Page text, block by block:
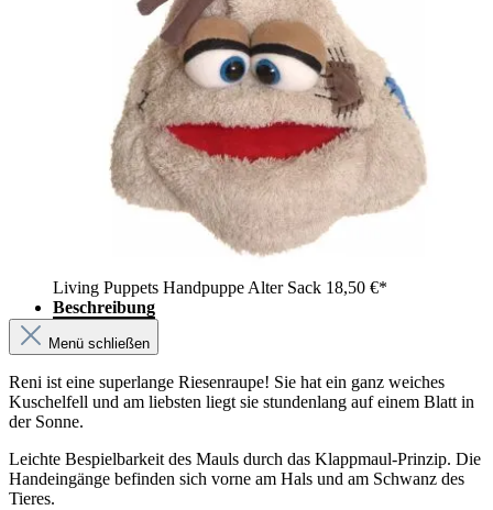
Living Puppets Handpuppe Alter Sack 18,50 €*
Beschreibung
Menü schließen
Reni ist eine superlange Riesenraupe! Sie hat ein ganz weiches
Kuschelfell und am liebsten liegt sie stundenlang auf einem Blatt in
der Sonne.
Leichte Bespielbarkeit des Mauls durch das Klappmaul-Prinzip. Die
Handeingänge befinden sich vorne am Hals und am Schwanz des
Tieres.